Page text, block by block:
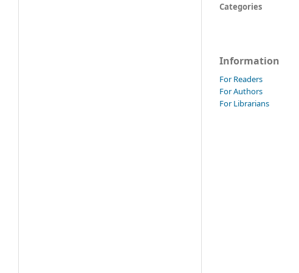
Categories
Information
For Readers
For Authors
For Librarians